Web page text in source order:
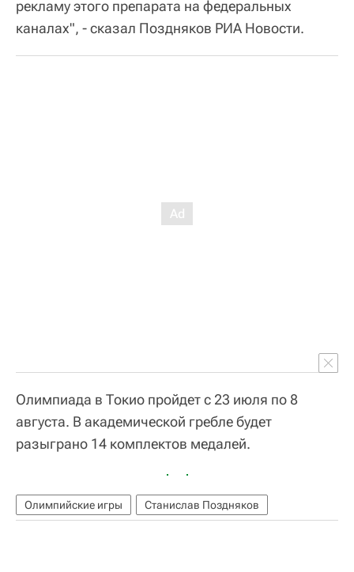
рекламу этого препарата на федеральных
каналах", - сказал Поздняков РИА Новости.
Олимпиада в Токио пройдет с 23 июля по 8
августа. В академической гребле будет
разыграно 14 комплектов медалей.
Олимпийские игры Станислав Поздняков